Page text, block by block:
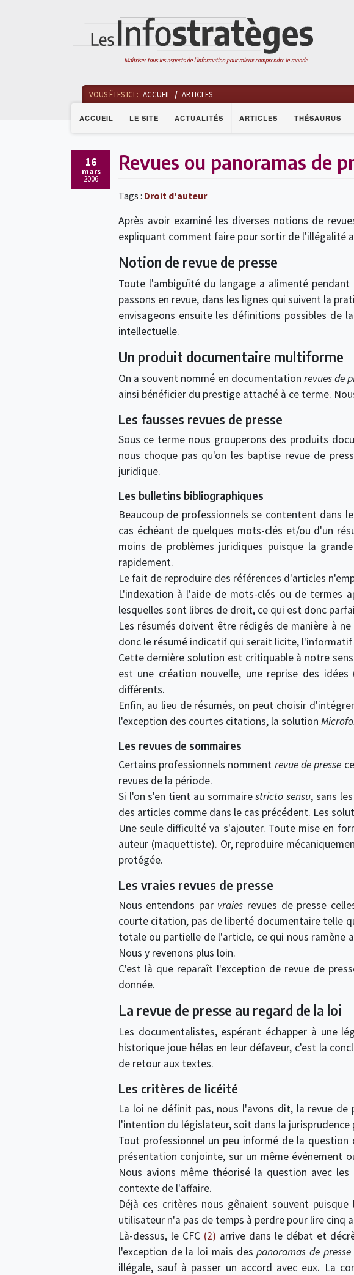
ACCUEIL LE SITE ACTUALITÉS ARTICLES THÉSAURUS
VOUS ÊTES ICI : ACCUEIL ARTICLES
16
mars
2006
Revues ou panoramas de
Tags : Droit d'auteur
Après avoir examiné les diverses notions de
expliquant comment faire pour sortir de l'illégalité
Notion de revue de presse
Toute l'ambiguïté du langage a alimenté
passons en revue, dans les lignes qui suivent la
envisageons ensuite les définitions possibles de
intellectuelle.
Un produit documentaire multiforme
On a souvent nommé en documentationrevues de
ainsi bénéficier du prestige attaché à ce terme.
Les fausses revues de presse
Sous ce terme nous grouperons des produits
nous choque pas qu'on les baptise revue de
juridique.
Les bulletins bibliographiques
Beaucoup de professionnels se contentent dans
cas échéant de quelques mots-clés et/ou d'un
moins de problèmes juridiques puisque la
rapidement.
Le fait de reproduire des références d'articles
L'indexation à l'aide de mots-clés ou de termes
lesquelles sont libres de droit, ce qui est donc
Les résumés doivent être rédigés de manière à
donc le résumé indicatif qui serait licite,
Cette dernière solution est critiquable à notre
est une création nouvelle, une reprise des
différents.
Enfin, au lieu de résumés, on peut choisir
l'exception des courtes citations, la solution
Les revues de sommaires
Certains professionnels nomment revue de presse
revues de la période.
Si l'on s'en tient au sommairestricto sensu, sans
des articles comme dans le cas précédent. Les
Une seule difficulté va s'ajouter. Toute mise en
auteur (maquettiste). Or, reproduire
protégée.
Les vraies revues de presse
Nous entendons par vraies revues de presse
courte citation, pas de liberté documentaire telle
totale ou partielle de l'article, ce qui nous
Nous y revenons plus loin.
C'est là que reparaît l'exception de revue de
donnée.
La revue de presse au regard de la loi
Les documentalistes, espérant échapper à une
historique joue hélas en leur défaveur, c'est la
de retour aux textes.
Les critères de licéité
La loi ne définit pas, nous l'avons dit, la revue
l'intention du législateur, soit dans la
Tout professionnel un peu informé de la
présentation conjointe, sur un même événement
Nous avions même théorisé la question avec
contexte de l'affaire.
Déjà ces critères nous gênaient souvent
utilisateur n'a pas de temps à perdre pour lire
Là-dessus, le CFC (2) arrive dans le débat et
l'exception de la loi mais despanoramas de presse
illégale, sauf à passer un accord avec eux. La